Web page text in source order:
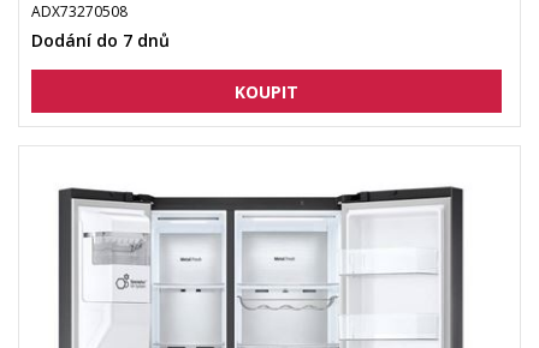
ADX73270508
Dodání do 7 dnů